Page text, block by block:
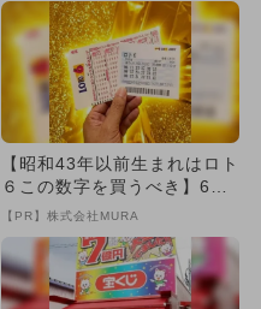
【昭和43年以前生まれはロト
６この数字を買うべき】6つ
の数字が「完全一致」する
【PR】株式会社MURA